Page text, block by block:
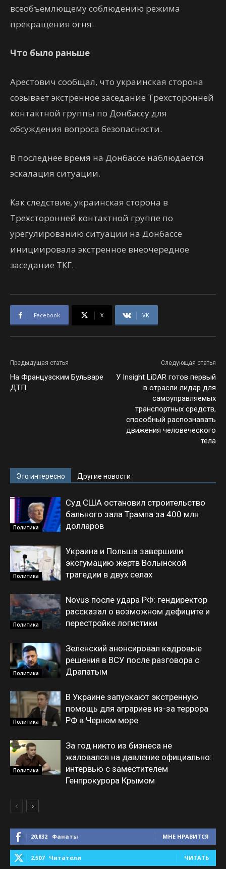
всеобъемлющему соблюдению режима
прекращения огня.
Что было раньше
Арестович сообщал, что украинская сторона
созывает экстренное заседание Трехсторонней
контактной группы по Донбассу для
обсуждения вопроса безопасности.
В последнее время на Донбассе наблюдается
эскалация ситуации.
Как следствие, украинская сторона в
Трехсторонней контактной группе по
урегулированию ситуации на Донбассе
инициировала экстренное внеочередное
заседание ТКГ.
Facebook X VK
Предыдущая статья
На Французским Бульваре
ДТП
Следующая статья
У Insight LiDAR готов первый
в отрасли лидар для
самоуправляемых
транспортных средств,
способный распознавать
движения человеческого
тела
Это интересно Другие новости
Политика
Суд США остановил строительство
бального зала Трампа за 400 млн
долларов
Политика
Украина и Польша завершили
эксгумацию жертв Волынской
трагедии в двух селах
Политика
Novus после удара РФ: гендиректор
рассказал о возможном дефиците и
перестройке логистики
Политика
Зеленский анонсировал кадровые
решения в ВСУ после разговора с
Драпатым
Политика
В Украине запускают экстренную
помощь для аграриев из-за террора
РФ в Черном море
Политика
За год никто из бизнеса не
жаловался на давление официально:
интервью с заместителем
Генпрокурора Крымом
20,832 Фанаты МНЕ НРАВИТСЯ
2,507 Читатели ЧИТАТЬ